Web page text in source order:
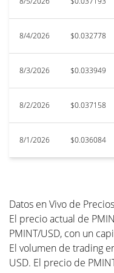
8/4/2026 $0.032778
8/3/2026 $0.033949
8/2/2026 $0.037158
8/1/2026 $0.036084
Datos en Vivo de
El precio actual de
PMINT/USD, con un
El volumen de trading
USD. El precio de